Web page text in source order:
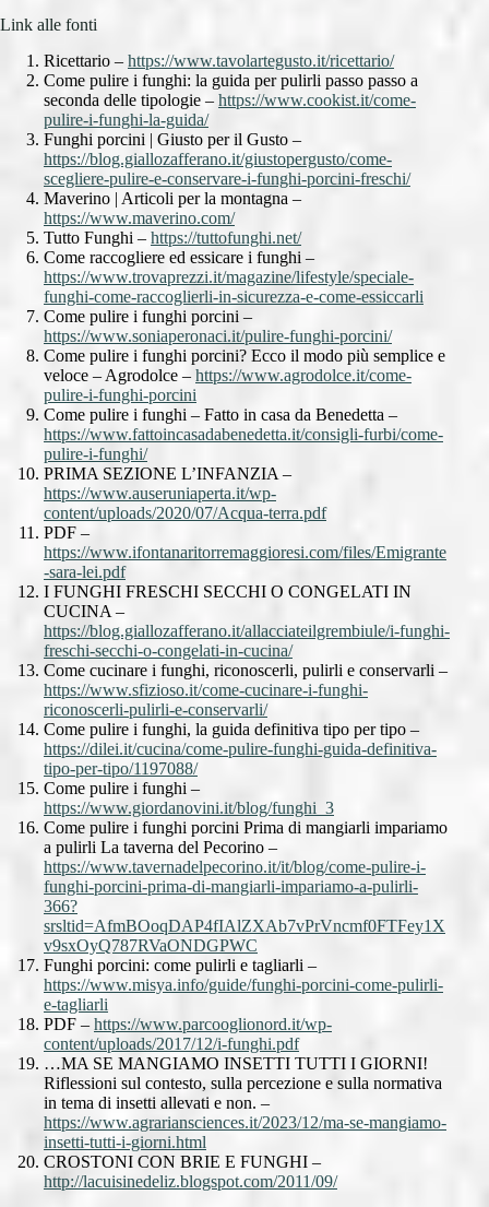
Link alle fonti
Ricettario – https://www.tavolartegusto.it/ricettario/
Come pulire i funghi: la guida per pulirli passo passo a
seconda delle tipologie – https://www.cookist.it/come-
pulire-i-funghi-la-guida/
Funghi porcini | Giusto per il Gusto –
https://blog.giallozafferano.it/giustopergusto/come-
scegliere-pulire-e-conservare-i-funghi-porcini-freschi/
Maverino | Articoli per la montagna –
https://www.maverino.com/
Tutto Funghi – https://tuttofunghi.net/
Come raccogliere ed essicare i funghi –
https://www.trovaprezzi.it/magazine/lifestyle/speciale-
funghi-come-raccoglierli-in-sicurezza-e-come-essiccarli
Come pulire i funghi porcini –
https://www.soniaperonaci.it/pulire-funghi-porcini/
Come pulire i funghi porcini? Ecco il modo più semplice e
veloce – Agrodolce – https://www.agrodolce.it/come-
pulire-i-funghi-porcini
Come pulire i funghi – Fatto in casa da Benedetta –
https://www.fattoincasadabenedetta.it/consigli-furbi/come-
pulire-i-funghi/
PRIMA SEZIONE L’INFANZIA –
https://www.auseruniaperta.it/wp-
content/uploads/2020/07/Acqua-terra.pdf
PDF –
https://www.ifontanaritorremaggioresi.com/files/Emigrante
-sara-lei.pdf
I FUNGHI FRESCHI SECCHI O CONGELATI IN
CUCINA –
https://blog.giallozafferano.it/allacciateilgrembiule/i-funghi-
freschi-secchi-o-congelati-in-cucina/
Come cucinare i funghi, riconoscerli, pulirli e conservarli –
https://www.sfizioso.it/come-cucinare-i-funghi-
riconoscerli-pulirli-e-conservarli/
Come pulire i funghi, la guida definitiva tipo per tipo –
https://dilei.it/cucina/come-pulire-funghi-guida-definitiva-
tipo-per-tipo/1197088/
Come pulire i funghi –
https://www.giordanovini.it/blog/funghi_3
Come pulire i funghi porcini Prima di mangiarli impariamo
a pulirli La taverna del Pecorino –
https://www.tavernadelpecorino.it/it/blog/come-pulire-i-
funghi-porcini-prima-di-mangiarli-impariamo-a-pulirli-
366?
srsltid=AfmBOoqDAP4fIAlZXAb7vPrVncmf0FTFey1X
v9sxOyQ787RVaONDGPWC
Funghi porcini: come pulirli e tagliarli –
https://www.misya.info/guide/funghi-porcini-come-pulirli-
e-tagliarli
PDF –https://www.parcooglionord.it/wp-
content/uploads/2017/12/i-funghi.pdf
…MA SE MANGIAMO INSETTI TUTTI I GIORNI!
Riflessioni sul contesto, sulla percezione e sulla normativa
in tema di insetti allevati e non. –
https://www.agrariansciences.it/2023/12/ma-se-mangiamo-
insetti-tutti-i-giorni.html
CROSTONI CON BRIE E FUNGHI –
http://lacuisinedeliz.blogspot.com/2011/09/